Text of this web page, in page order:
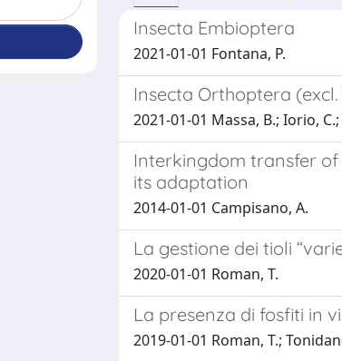
Insecta Embioptera
2021-01-01 Fontana, P.
Insecta Orthoptera
2021-01-01 Massa, B.; Iorio,
Interkingdom transfer
its adaptation
2014-01-01 Campisano, A.
La gestione dei tioli
2020-01-01 Roman, T.
La presenza di fosfiti in
2019-01-01 Roman, T.;